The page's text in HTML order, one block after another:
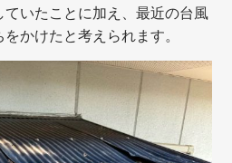
いたことに加え、最近の台風
かけたと考えられます。